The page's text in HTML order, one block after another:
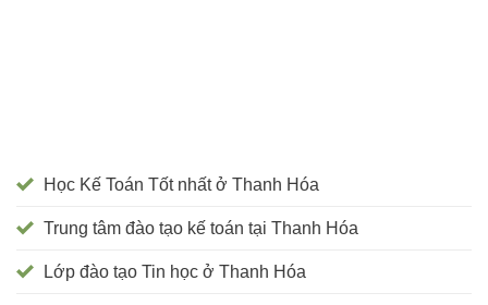
Học Kế Toán Tốt nhất ở Thanh Hóa
Trung tâm đào tạo kế toán tại Thanh Hóa
Lớp đào tạo Tin học ở Thanh Hóa